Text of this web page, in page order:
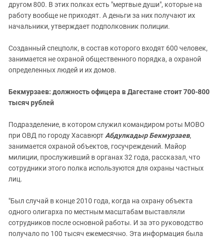
другом 800. В этих полках есть "мертвые души", которые на
работу вообще не приходят. А деньги за них получают их
начальники, утверждает подполковник полиции.
Созданный спецполк, в состав которого входят 600 человек,
занимается не охраной общественного порядка, а охраной
определенных людей и их домов.
Бекмурзаев: должность офицера в Дагестане стоит 700-800
тысяч рублей
Подразделение, в котором служил командиром роты МОВО
при ОВД по городу Хасавюрт Абдулкадыр Бекмурзаев,
занимается охраной объектов, госучреждений. Майор
милиции, прослуживший в органах 32 года, рассказал, что
сотрудники этого полка используются для охраны частных
лиц.
"Был случай в конце 2010 года, когда на охрану объекта
одного олигарха по местным масштабам выставляли
сотрудников после основной работы. И за это руководство
получало по 100 тысяч ежемесячно. Эта информация была